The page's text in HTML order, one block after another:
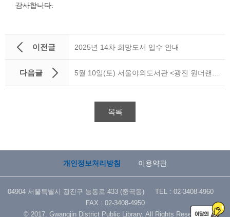
감사합니다.
이전글 2025년 14차 희망도서 입수 안내
다음글
목록
개인정보처리방침 이용약관
04904 서울특별시 광진구 능동로 433 (중곡동) TEL : 02-3408-4960
FAX : 02-3408-4950
© 2017. Gwangjin District Public Library. All Rights Reserved.